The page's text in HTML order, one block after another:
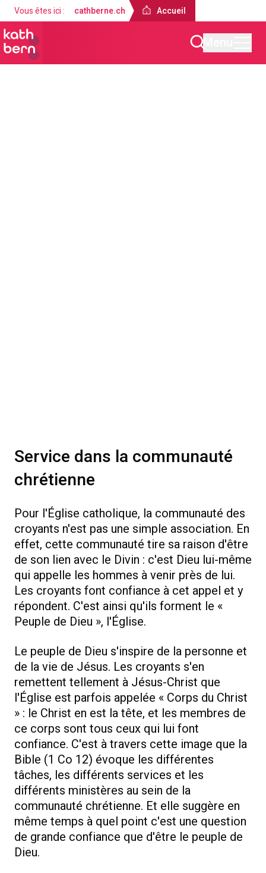
Vous êtes ici : cathberne.ch Accueil
Service dans la communauté
chrétienne
Pour l'Église catholique, la communauté des
croyants n'est pas une simple association. En
effet, cette communauté tire sa raison d'être
de son lien avec le Divin : c'est Dieu lui-même
qui appelle les hommes à venir près de lui.
Les croyants font confiance à cet appel et y
répondent. C'est ainsi qu'ils forment le «
Peuple de Dieu », l'Église.
Le peuple de Dieu s'inspire de la personne et
de la vie de Jésus. Les croyants s'en
remettent tellement à Jésus-Christ que
l'Église est parfois appelée « Corps du Christ
» : le Christ en est la tête, et les membres de
ce corps sont tous ceux qui lui font
confiance. C'est à travers cette image que la
Bible (1 Co 12) évoque les différentes
tâches, les différents services et les
différents ministères au sein de la
communauté chrétienne. Et elle suggère en
même temps à quel point c'est une question
de grande confiance que d'être le peuple de
Dieu.